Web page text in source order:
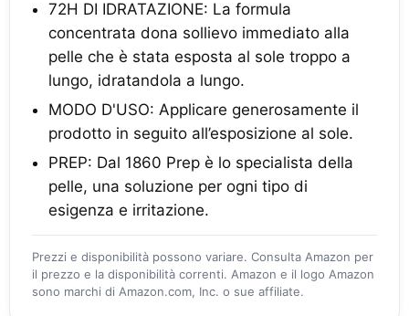
72H DI IDRATAZIONE: La formula
concentrata dona sollievo immediato alla
pelle che è stata esposta al sole troppo a
lungo, idratandola a lungo.
MODO D'USO: Applicare generosamente il
prodotto in seguito all’esposizione al sole.
PREP: Dal 1860 Prep è lo specialista della
pelle, una soluzione per ogni tipo di
esigenza e irritazione.
Prezzi e disponibilità possono variare. Consulta Amazon per
il prezzo e la disponibilità correnti. Amazon e il logo Amazon
sono marchi di Amazon.com, Inc. o sue affiliate.